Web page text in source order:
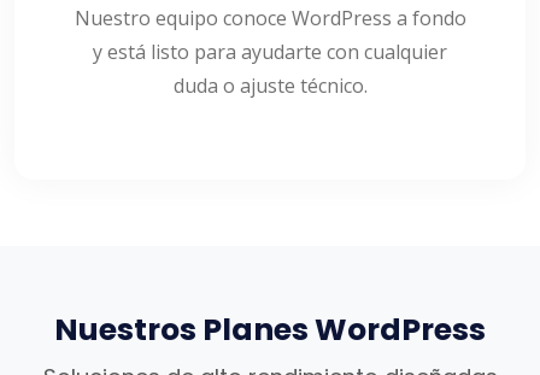
Nuestro equipo conoce WordPress a fondo
y está listo para ayudarte con cualquier
duda o ajuste técnico.
Nuestros Planes WordPress